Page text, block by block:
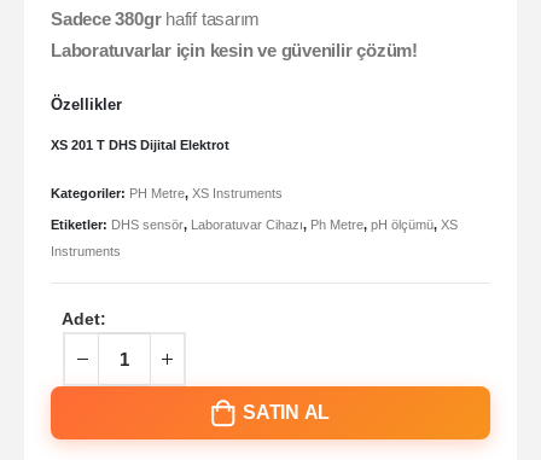
Sadece 380grhafif tasarım
Laboratuvarlar için kesin ve güvenilir çözüm!
Özellikler
XS 201 T DHS Dijital Elektrot
Kategoriler: PH Metre, XS Instruments
Etiketler: DHS sensör, Laboratuvar Cihazı, Ph Metre, pH ölçümü, XS
Instruments
Adet:
SATIN AL